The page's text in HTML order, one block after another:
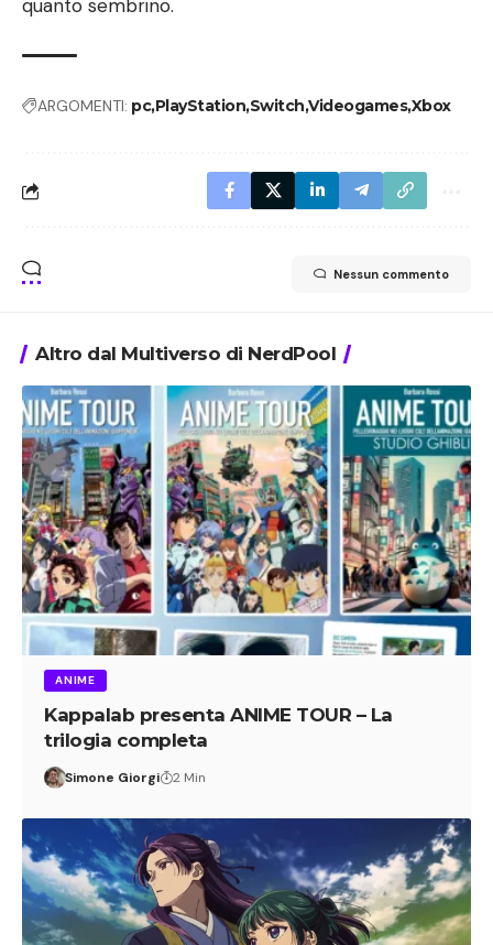
quanto sembrino.
ARGOMENTI: pcPlayStationSwitch VideogamesXbox
Nessun commento
Altro dal Multiverso di NerdPool
ANIME
Kappalab presenta ANIME TOUR – La
trilogia completa
Simone Giorgi 2 Min